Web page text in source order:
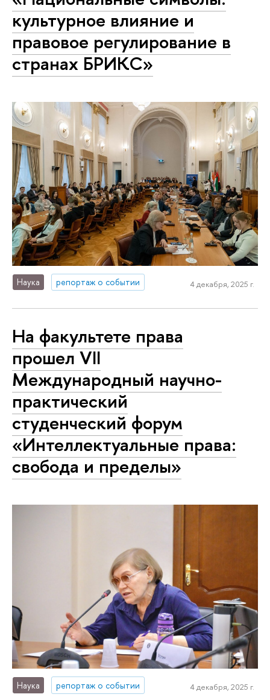
культурное влияние и
правовое регулирование в
странах БРИКС»
Наука репортаж о событии 4 декабря, 2025 г.
На факультете права
прошел VII
Международный научно-
практический
студенческий форум
«Интеллектуальные права:
свобода и пределы»
Наука репортаж о событии 4 декабря, 2025 г.